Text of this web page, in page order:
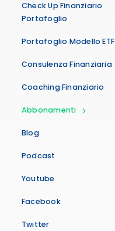
Check Up Finanziario
Portafoglio
Portafoglio Modello ETF
Consulenza Finanziaria
Coaching Finanziario
Abbonamenti
Blog
Podcast
Youtube
Facebook
Twitter